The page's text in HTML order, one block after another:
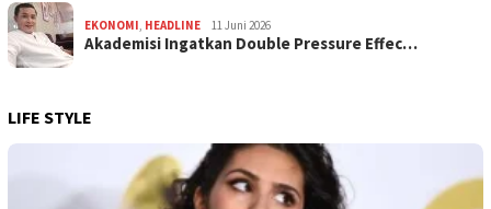
EKONOMI, HEADLINE 11 Juni 2026
Akademisi Ingatkan Double Pressure Effec…
LIFE STYLE